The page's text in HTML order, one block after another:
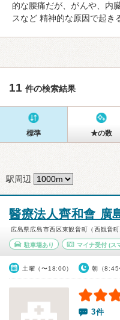
的な腰痛だが、がんや、内
スなど 精神的な原因で起き
11 件の検索結果
標準 ★の数
駅周辺
醫療法人齊和會 廣
広島県広島市西区東観音町（西観音
駐車場あり マイナ受付(ス
土曜（〜18:00） 朝（8:45
3件